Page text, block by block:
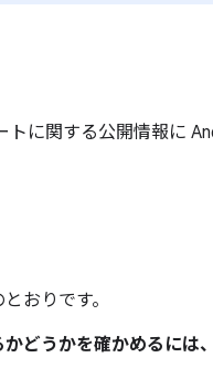
に関する公開情報に
おりです。
どうかを確かめるには